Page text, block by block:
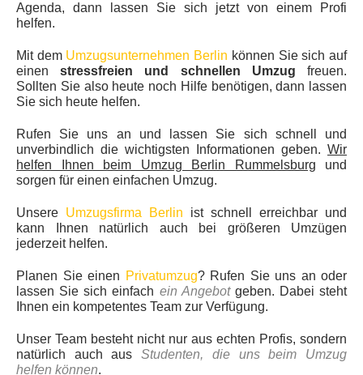
Agenda, dann lassen Sie sich jetzt von einem Profi
helfen.
Mit dem Umzugsunternehmen Berlin können Sie sich auf
einenstressfreien und schnellen Umzug freuen.
Sollten Sie also heute noch Hilfe benötigen, dann lassen
Sie sich heute helfen.
Rufen Sie uns an und lassen Sie sich schnell und
unverbindlich die wichtigsten Informationen geben. Wir
helfen Ihnen beim Umzug Berlin Rummelsburg und
sorgen für einen einfachen Umzug.
Unsere Umzugsfirma Berlin ist schnell erreichbar und
kann Ihnen natürlich auch bei größeren Umzügen
jederzeit helfen.
Planen Sie einen Privatumzug? Rufen Sie uns an oder
lassen Sie sich einfach ein Angebotgeben. Dabei steht
Ihnen ein kompetentes Team zur Verfügung.
Unser Team besteht nicht nur aus echten Profis, sondern
natürlich auch ausStudenten, die uns beim Umzug
helfen können.